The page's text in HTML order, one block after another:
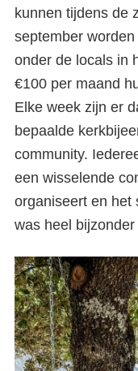
kunnen tijdens de
september
onder de locals in
€100 per maand
Elke week zijn er
bepaalde
community.
een wisselende
organiseert en het
was heel